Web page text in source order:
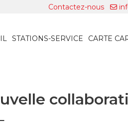
Contactez-nous
STATIONS-SERVICE CARTE